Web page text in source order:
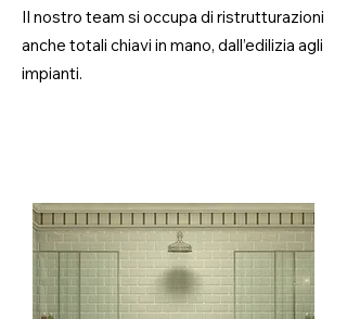
Il nostro team si occupa di ristrutturazioni
anche totali chiavi in mano, dall’edilizia agli
impianti.